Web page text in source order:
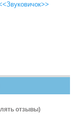
отзывы)